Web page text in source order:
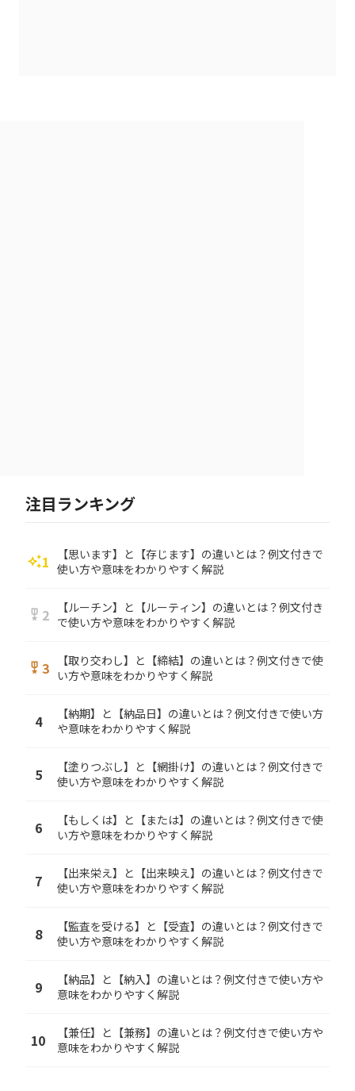
注目ランキング
auto_awesome1
【思います】と【存じます】の違いとは？例文付きで
使い方や意味をわかりやすく解説
military_tech 2
【ルーチン】と【ルーティン】の違いとは？例文付き
で使い方や意味をわかりやすく解説
military_tech 3
【取り交わし】と【締結】の違いとは？例文付きで使
い方や意味をわかりやすく解説
4
【納期】と【納品日】の違いとは？例文付きで使い方
や意味をわかりやすく解説
5
【塗りつぶし】と【網掛け】の違いとは？例文付きで
使い方や意味をわかりやすく解説
6
【もしくは】と【または】の違いとは？例文付きで使
い方や意味をわかりやすく解説
7
【出来栄え】と【出来映え】の違いとは？例文付きで
使い方や意味をわかりやすく解説
8
【監査を受ける】と【受査】の違いとは？例文付きで
使い方や意味をわかりやすく解説
9
【納品】と【納入】の違いとは？例文付きで使い方や
意味をわかりやすく解説
10
【兼任】と【兼務】の違いとは？例文付きで使い方や
意味をわかりやすく解説